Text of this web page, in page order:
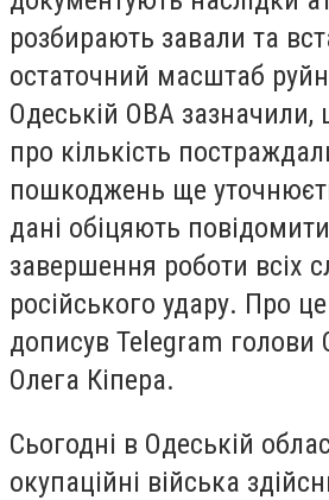
розбирають завали та
остаточний масштаб
Одеській ОВА зазначили,
про кількість
пошкоджень ще
дані обіцяють
завершення роботи всіх
російського удару. Про
дописув Telegram голови
Олега Кіпера.
Сьогодні в Одеській
окупаційні війська